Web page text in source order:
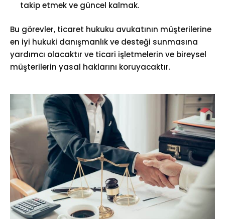
takip etmek ve güncel kalmak.
Bu görevler, ticaret hukuku avukatının müşterilerine
en iyi hukuki danışmanlık ve desteği sunmasına
yardımcı olacaktır ve ticari işletmelerin ve bireysel
müşterilerin yasal haklarını koruyacaktır.